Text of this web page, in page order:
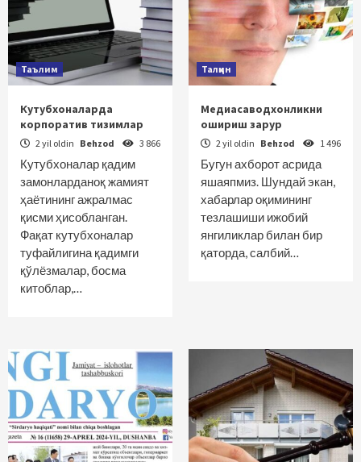
Таълим
Кутубхоналарда
корпоратив тизимлар
2 yil oldin Behzod 3 866
Кутубхоналар қадим
замонларданоқ жамият
ҳаётининг ажралмас
қисми ҳисобланган.
Фақат кутубхоналар
туфайлигина қадимги
қўлёзмалар, босма
китоблар,…
Талқин
Медиасаводхонликни
ошириш зарур
2 yil oldin Behzod 1 496
Бугун ахборот асрида
яшаяпмиз. Шундай экан,
хабарлар оқимининг
тезлашиши ижобий
янгиликлар билан бир
қаторда, салбий…